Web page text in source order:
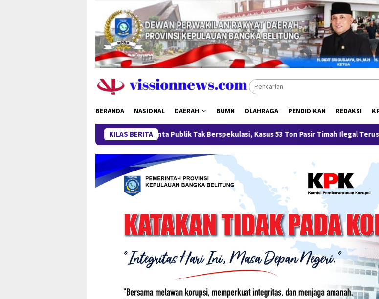
konten
BERANDA NASIONAL DAERAH BUMN OLAHRAGA PENDIDIKAN REDAKSI
KILAS BERITA
Polda Babel Minta Publik Tak Berspekulasi, Kasus 53 Ton Pasir Timah Ilegal Terus Dikembangkan